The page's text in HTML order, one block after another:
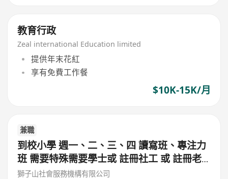
教育行政
Zeal international Education limited
提供年末花紅
享有免費工作餐
$10K-15K/月
兼職
到校小學 週一、二、三、四 讀寫班、專注力
班 需要特殊需要學士或 註冊社工 或 註冊老
師 或 心理學學士 $300/堂 (筲箕灣東)
獅子山社會服務機構有限公司